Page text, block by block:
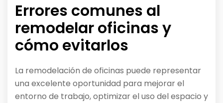
Errores comunes al
remodelar oficinas y
cómo evitarlos
La remodelación de oficinas puede representar
una excelente oportunidad para mejorar el
entorno de trabajo, optimizar el uso del espacio y